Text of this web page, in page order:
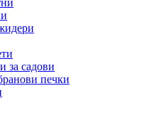
за садови
печки